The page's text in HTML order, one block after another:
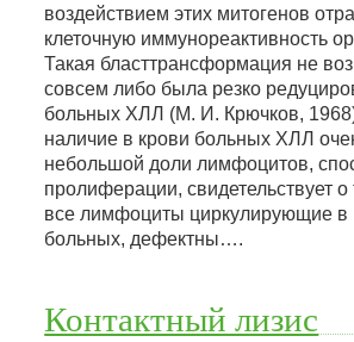
воздействием этих митогенов
клеточную иммунореактивность
Такая бласттрансформация не
совсем либо была резко
больных ХЛЛ (М. И. Крючков,
наличие в крови больных ХЛЛ
небольшой доли лимфоцитов,
пролиферации, свидетельствует о
все лимфоциты циркулирующие в
больных, дефектны….
Контактный лизис